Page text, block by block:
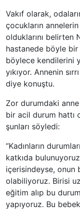
Vakıf olarak,
çocukların
olduklarını belirten
hastanede böyle
böylece kendilerini
yıkıyor. Annenin
diye konuştu.
Zor durumdaki
bir acil durum hattı
şunları söyledi:
“Kadınların
katkıda
içerisindeyse, onun
olabiliyoruz. Birisi
eğitim alıp bu
yapıyoruz. Bu